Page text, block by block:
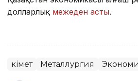
долларлық межеден асты.
Үкімет Металлургия